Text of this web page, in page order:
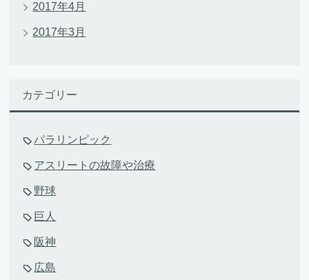
2017年4月
2017年3月
カテゴリー
パラリンピック
アスリートの故障や治療
野球
巨人
阪神
広島